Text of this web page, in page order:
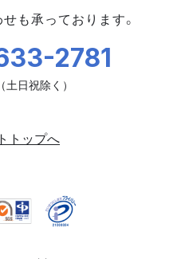
も承っております。
2781
トップへ